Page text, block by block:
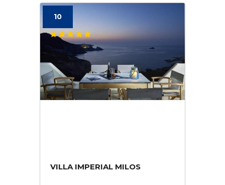
10
VILLA IMPERIAL MILOS